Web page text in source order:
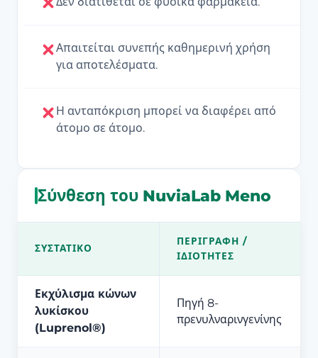
Απαιτείται συνεπής καθημερινή χρήση
για αποτελέσματα.
Η ανταπόκριση μπορεί να διαφέρει από
άτομο σε άτομο.
Σύνθεση του NuviaLab Meno
ΣΥΣΤΑΤΙΚΌ
ΠΕΡΙΓΡΑΦΉ /
ΙΔΙΌΤΗΤΕΣ
Εκχύλισμα κώνων
λυκίσκου
(Luprenol®)
Πηγή 8-
πρενυλναρινγενίνης